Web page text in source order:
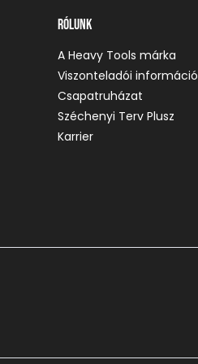
Rólunk
A Heavy Tools márka
Viszonteladói információ
Csapatruházat
Széchenyi Terv Plusz
Karrier